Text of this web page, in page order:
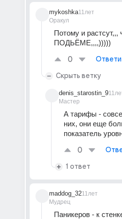
mykoshka
Оракул
11лет
Потому и растсут,,,
ПОДЬЁМЕ,,,,)))))
0
Скрыть ветку
denis_starostin_9
Мастер
А тарифы -
них, они еще
показатель
0
1 ответ
maddog_32
Мудрец
11лет
Паникеров - к